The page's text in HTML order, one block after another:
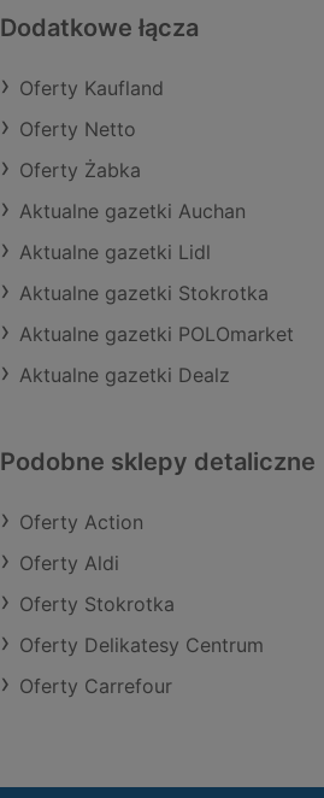
Dodatkowe łącza
Oferty Kaufland
Oferty Netto
Oferty Żabka
Aktualne gazetki Auchan
Aktualne gazetki Lidl
Aktualne gazetki Stokrotka
Aktualne gazetki POLOmarket
Aktualne gazetki Dealz
Podobne sklepy detaliczne
Oferty Action
Oferty Aldi
Oferty Stokrotka
Oferty Delikatesy Centrum
Oferty Carrefour